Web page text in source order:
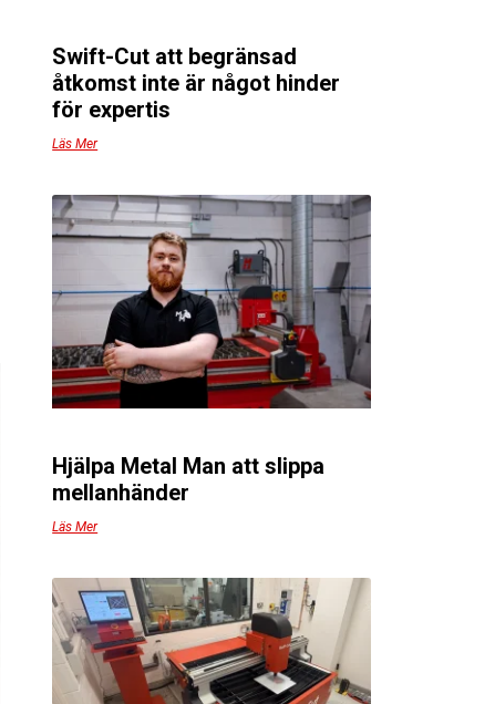
Swift-Cut att begränsad
åtkomst inte är något hinder
för expertis
Läs Mer
Hjälpa Metal Man att slippa
mellanhänder
Läs Mer